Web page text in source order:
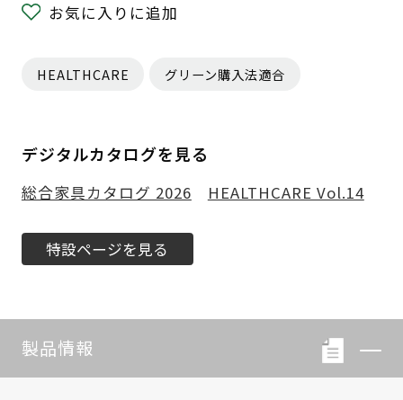
お気に入りに追加
HEALTHCARE グリーン購入法適合
デジタルカタログを見る
総合家具カタログ 2026 HEALTHCARE Vol.14
特設ページを見る
製品情報